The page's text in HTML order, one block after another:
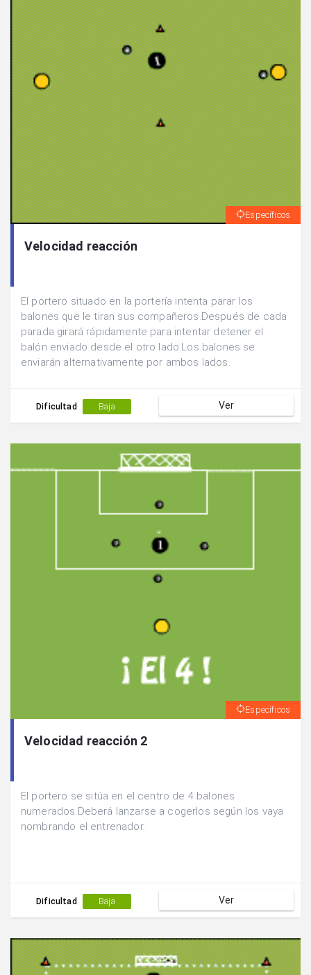
Específicos
Velocidad reacción
El portero situado en la portería intenta parar los
balones que le tiran sus compañeros.Después de cada
parada girará rápidamente para intentar detener el
balón enviado desde el otro lado.Los balones se
enviarán alternativamente por ambos lados.
Dificultad Baja Ver
Específicos
Velocidad reacción 2
El portero se sitúa en el centro de 4 balones
numerados.Deberá lanzarse a cogerlos según los vaya
nombrando el entrenador.
Dificultad Baja Ver